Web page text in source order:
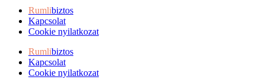
Rumlibiztos
Kapcsolat
Cookie nyilatkozat
Rumlibiztos
Kapcsolat
Cookie nyilatkozat